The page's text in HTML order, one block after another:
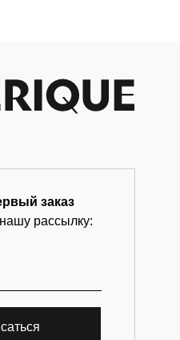
заказ
рассылку: